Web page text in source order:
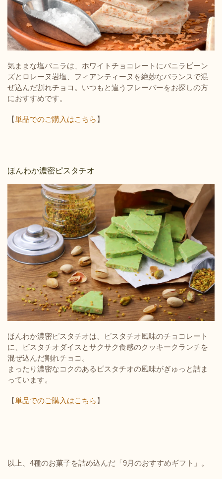
気ままな塩バニラは、ホワイトチョコレートにバニラビーン
ズとロレーヌ岩塩、フィアンティーヌを絶妙なバランスで混
ぜ込んだ割れチョコ。いつもと違うフレーバーをお探しの方
におすすめです。
【単品でのご購入はこちら 】
ほんわか濃密ピスタチオ
ほんわか濃密ピスタチオは、ピスタチオ風味のチョコレート
に、ピスタチオダイスとサクサク食感のクッキークランチを
混ぜ込んだ割れチョコ。
まったり濃密なコクのあるピスタチオの風味がぎゅっと詰ま
っています。
【単品でのご購入はこちら 】
以上、4種のお菓子を詰め込んだ「9月のおすすめギフト」。